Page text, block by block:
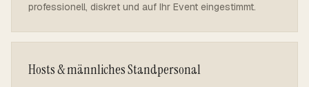
professionell, diskret und auf Ihr Event eingestimmt.
Hosts & männliches Standpersonal